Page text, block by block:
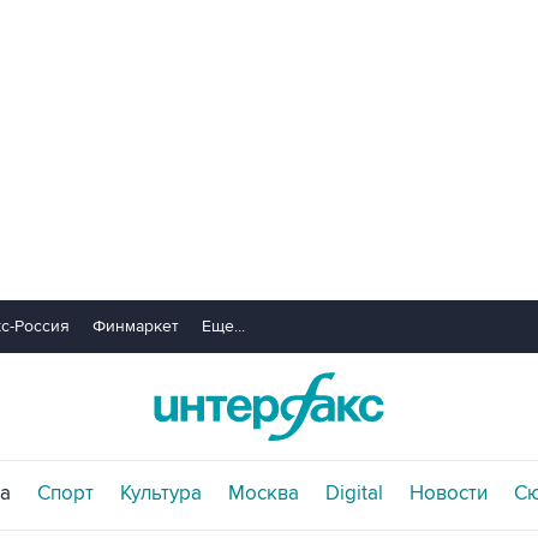
Россия Финмаркет Еще...
Спорт Культура Москва Digital Новости